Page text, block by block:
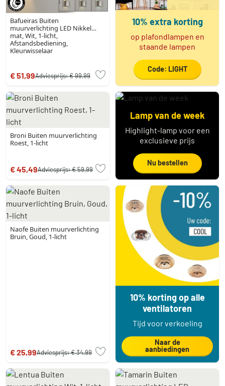
Bafueiras Buiten
muurverlichting LED Nikkel
mat, Wit, 1-licht,
Afstandsbediening,
Kleurwisselaar
€ 51,99Adviesprijs:€ 99,99
10% extra korting
op plafondlampen en
staande lampen
Code: LIGHT
Broni Buiten muurverlichting
Roest, 1-licht
€ 45,49Adviesprijs:€ 59,99
Lamp van de week
Highlight-lamp voor een
exclusieve prijs
Nu bestellen
Naofe Buiten muurverlichting
Bruin, Goud, 1-licht
€ 25,99Adviesprijs:€ 34,99
10% korting op alle
ventilatoren
Tijd voor verkoeling
Naar de
aanbiedingen